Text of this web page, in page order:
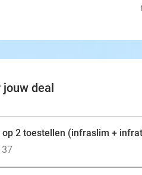
deal
op 2 toestellen (infraslim +
37